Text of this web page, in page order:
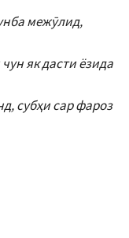
межӯлид,
як дасти ёзида
субҳи сар фароз